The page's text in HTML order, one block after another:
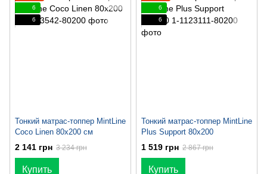
6
6
Тонкий матраc-топпер MintLine
Coco Linen 80x200 см
2 141 грн 3 234 грн
Купить
6
6
Тонкий матрас-топпер MintLine
Plus Support 80x200
1 519 грн 2 867 грн
Купить